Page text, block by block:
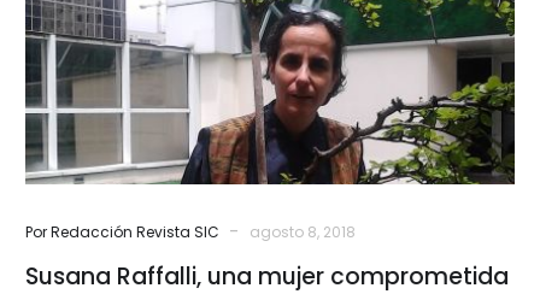
por
el
bienestar
del
país
y
mundo
Por Redacción Revista SIC - agosto 8, 2018
Susana Raffalli, una mujer comprometida